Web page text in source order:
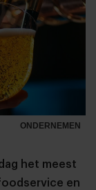
ONDERNEMEN
het meest
en